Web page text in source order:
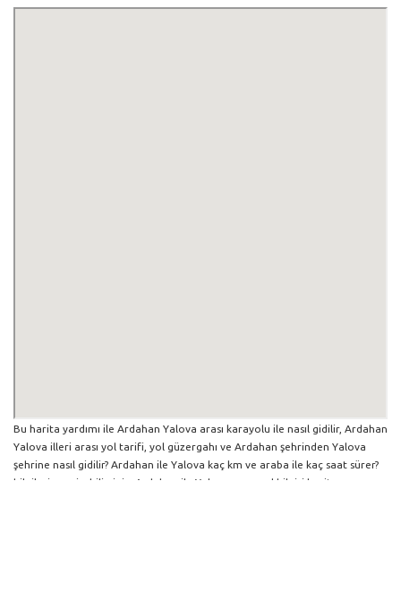
Bu harita yardımı ile Ardahan Yalova arası karayolu ile nasıl gidilir, Ardahan
Yalova illeri arası yol tarifi, yol güzergahı ve Ardahan şehrinden Yalova
şehrine nasıl gidilir? Ardahan ile Yalova kaç km ve araba ile kaç saat sürer?
bilgilerine erişebilirsiniz. Ardahan ile Yalova arası yol bilgisi haritasını